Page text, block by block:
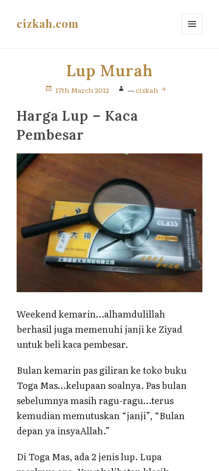
cizkah.com
Lup Murah
17th March 2012 —cizkah
Harga Lup – Kaca
Pembesar
Weekend kemarin…alhamdulillah
berhasil juga memenuhi janji ke Ziyad
untuk beli kaca pembesar.
Bulan kemarin pas giliran ke toko buku
Toga Mas…kelupaan soalnya. Pas bulan
sebelumnya masih ragu-ragu…terus
kemudian memutuskan “janji”, “Bulan
depan ya insyaAllah.”
Di Toga Mas, ada 2 jenis lup. Lupa